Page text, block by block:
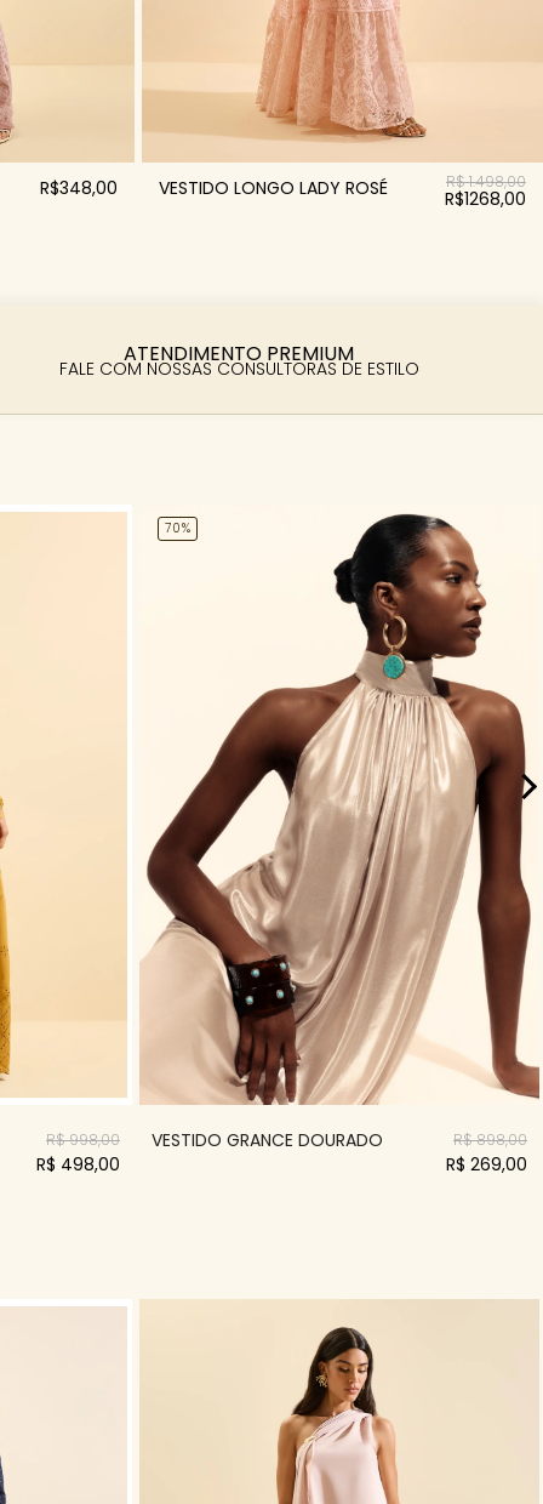
R$348,00 VESTIDO LONGO LADY ROSÉ R$ 1.498,00
R$1268,00
ATENDIMENTO PREMIUM
FALE COM NOSSAS CONSULTORAS DE ESTILO
R$ 998,00
R$ 498,00
70%
VESTIDO GRANCE DOURADO R$ 898,00
R$ 269,00